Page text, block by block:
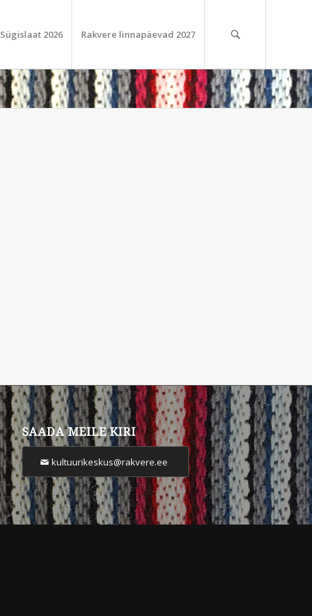
Sügislaat 2026 Rakvere linnapäevad 2027
SAADA MEILE KIRI
kultuurikeskus@rakvere.ee